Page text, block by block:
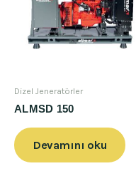
Dizel Jeneratörler
ALMSD 150
Devamını oku